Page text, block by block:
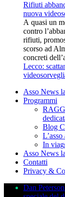
Rifiuti
nuova
A quasi un
contro
rifiuti,
scorso ad
concreti
Lecco:
Asso News
Programmi
Blog
In
Asso News
Contatti
Privacy &
Dan